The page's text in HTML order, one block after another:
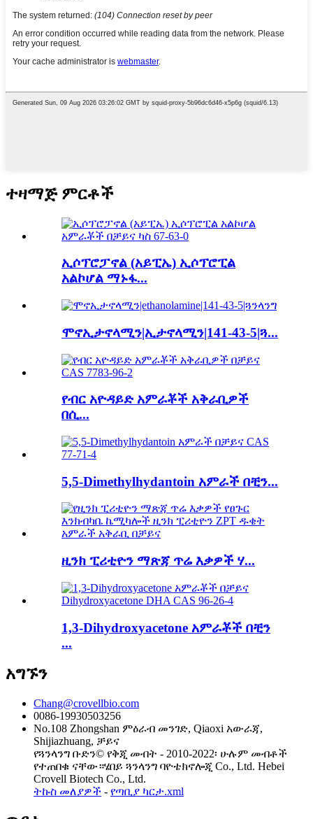
ተዛማጅ ምርቶች
ኢሶፕሮፓኖል (አይፒኤ) ኢሶፕሮፒል
አልኮሆል ማኑፋ...
ሞኖኢታኖላሚን|ኢታኖላሚን|141-43-5|ጓ...
የብር አዮዳይድ አምራቾች አቅራቢዎች
በሲ...
5,5-Dimethylhydantoin አምራች በቺን...
ዚንክ ፒሪቲዮን ማጽጃ ጥሬ እቃዎች ሃ...
1,3-Dihydroxyacetone አምራቾች በቺን
...
አግኙን
Chang@crovellbio.com
0086-19930503256
No.108 Zhongshan ምዕራብ መንገድ, Qiaoxi አውራጃ,
Shijiazhuang, ቻይና
የጓንላንግ ቡድን© የቅጂ መብት - 2010-2022፡ ሁሉም መብቶች
የተጠበቁ ናቸው።ሄበይ ጓንላንግ ባዮቴክኖሎጂ Co., Ltd. Hebei
Crovell Biotech Co., Ltd.
ትኩስ መለያዎች - የጣቢያ ካርታ.xml